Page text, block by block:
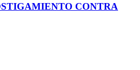
CONTRA